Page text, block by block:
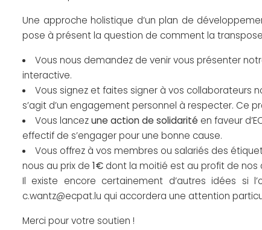
Une approche holistique d’un plan de
pose à présent la question de comment la
Vous nous demandez de venir vous présenter
interactive.
Vous signez et faites signer à vos collaborateurs
s’agit d’un engagement personnel à respecter. Ce
Vous lancezune action de solidarité en faveur
effectif de s’engager pour une bonne cause.
Vous offrez à vos membres ou salariés des
nous au prix de 1€ dont la moitié est au profit de nos
Il existe encore certainement d’autres idées si
c.wantz@ecpat.lu qui accordera une attention
Merci pour votre soutien !